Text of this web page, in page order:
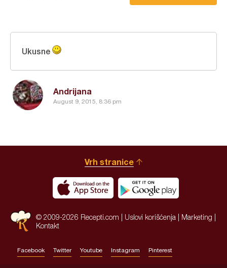
Andrijana
August 9, 2015, 8:36 pm
Ukusne
Vrh stranice
© 2009-2026 Recepti.com | Uslovi korišćenja Marketing
Kontakt
Facebook Twitter Youtube Instagram Pinterest